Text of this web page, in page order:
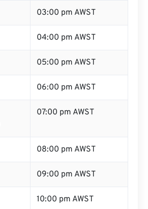
03:00 pm AWST
04:00 pm AWST
05:00 pm AWST
06:00 pm AWST
07:00 pm AWST
08:00 pm AWST
09:00 pm AWST
10:00 pm AWST